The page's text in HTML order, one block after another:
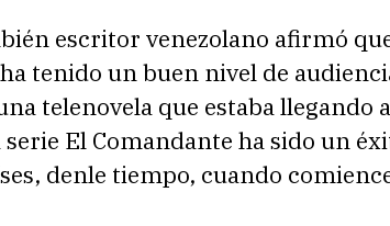
escritor venezolano afirmó
tenido un buen nivel de
telenovela que estaba llegando
El Comandante ha sido un
denle tiempo, cuando